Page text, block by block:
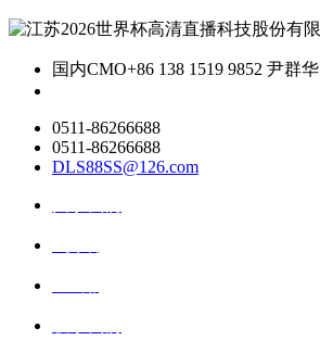
国内CMO+86 138 1519 9852 尹群华
0511-86266688
0511-86266688
DLS88SS@126.com